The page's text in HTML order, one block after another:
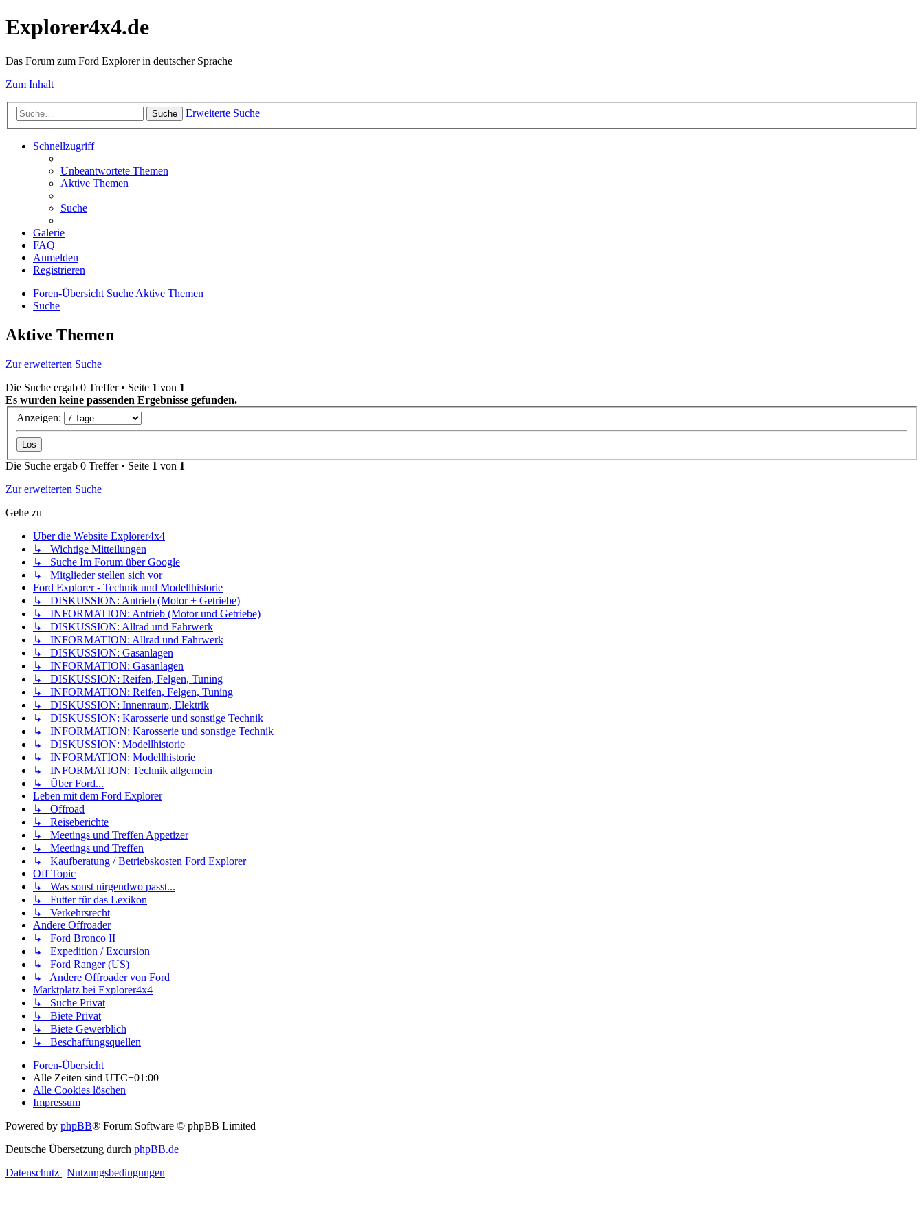
Explorer4x4.de
Das Forum zum Ford Explorer in deutscher Sprache
Zum Inhalt
Suche Erweiterte Suche
Schnellzugriff
Unbeantwortete Themen
Aktive Themen
Suche
Galerie
FAQ
Anmelden
Registrieren
Foren-Übersicht SucheAktive Themen
Suche
Aktive Themen
Zur erweiterten Suche
Die Suche ergab 0 Treffer • Seite 1 von 1
Es wurden keine passenden Ergebnisse gefunden.
Anzeigen:
Die Suche ergab 0 Treffer • Seite 1 von 1
Zur erweiterten Suche
Gehe zu
Über die Website Explorer4x4
↳ Wichtige Mitteilungen
↳ Suche Im Forum über Google
↳ Mitglieder stellen sich vor
Ford Explorer - Technik und Modellhistorie
↳ DISKUSSION: Antrieb (Motor + Getriebe)
↳ INFORMATION: Antrieb (Motor und Getriebe)
↳ DISKUSSION: Allrad und Fahrwerk
↳ INFORMATION: Allrad und Fahrwerk
↳ DISKUSSION: Gasanlagen
↳ INFORMATION: Gasanlagen
↳ DISKUSSION: Reifen, Felgen, Tuning
↳ INFORMATION: Reifen, Felgen, Tuning
↳ DISKUSSION: Innenraum, Elektrik
↳ DISKUSSION: Karosserie und sonstige Technik
↳ INFORMATION: Karosserie und sonstige Technik
↳ DISKUSSION: Modellhistorie
↳ INFORMATION: Modellhistorie
↳ INFORMATION: Technik allgemein
↳ Über Ford...
Leben mit dem Ford Explorer
↳ Offroad
↳ Reiseberichte
↳ Meetings und Treffen Appetizer
↳ Meetings und Treffen
↳ Kaufberatung / Betriebskosten Ford Explorer
Off Topic
↳ Was sonst nirgendwo passt...
↳ Futter für das Lexikon
↳ Verkehrsrecht
Andere Offroader
↳ Ford Bronco II
↳ Expedition / Excursion
↳ Ford Ranger (US)
↳ Andere Offroader von Ford
Marktplatz bei Explorer4x4
↳ Suche Privat
↳ Biete Privat
↳ Biete Gewerblich
↳ Beschaffungsquellen
Foren-Übersicht
Alle Zeiten sind UTC+01:00
Alle Cookies löschen
Impressum
Powered by phpBB® Forum Software © phpBB Limited
Deutsche Übersetzung durch phpBB.de
Datenschutz | Nutzungsbedingungen